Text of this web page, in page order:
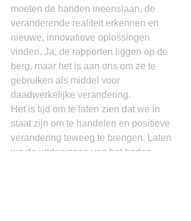
moeten de handen ineenslaan, de
veranderende realiteit erkennen en
nieuwe, innovatieve oplossingen
vinden. Ja, de rapporten liggen op de
berg, maar het is aan ons om ze te
gebruiken als middel voor
daadwerkelijke verandering.
Het is tijd om te laten zien dat we in
staat zijn om te handelen en positieve
verandering teweeg te brengen. Laten
we de uitdagingen van het heden